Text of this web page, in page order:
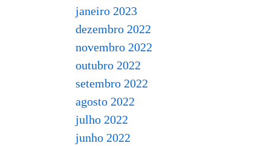
janeiro 2023
dezembro 2022
novembro 2022
outubro 2022
setembro 2022
agosto 2022
julho 2022
junho 2022